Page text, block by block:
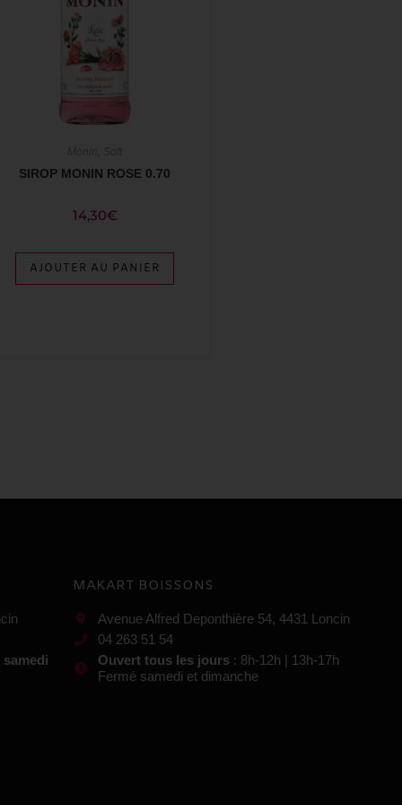
SIROP MONIN ROSE 0.70
14,30€
AJOUTER AU PANIER
MAKART BOISSONS
Avenue Alfred Deponthière 54, 4431 Loncin
04 263 51 54
Ouvert tous les jours: 8h-12h | 13h-17h
Fermé samedi et dimanche